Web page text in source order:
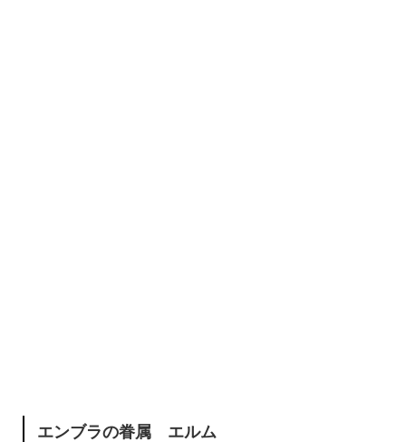
エンブラの眷属 エルム